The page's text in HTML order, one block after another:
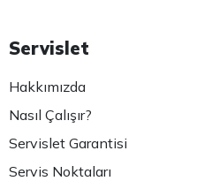
Servislet
Hakkımızda
Nasıl Çalışır?
Servislet Garantisi
Servis Noktaları